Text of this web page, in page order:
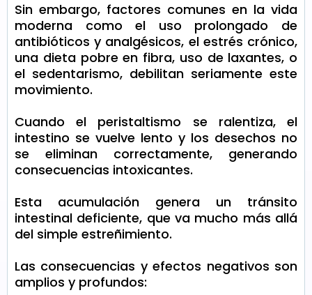
Sin embargo, factores comunes en la vida
moderna como el uso prolongado de
antibióticos y analgésicos, el estrés crónico,
una dieta pobre en fibra, uso de laxantes, o
el sedentarismo, debilitan seriamente este
movimiento.
Cuando el peristaltismo se ralentiza, el
intestino se vuelve lento y los desechos no
se eliminan correctamente, generando
consecuencias intoxicantes.
Esta acumulación genera un tránsito
intestinal deficiente, que va mucho más allá
del simple estreñimiento.
Las consecuencias y efectos negativos son
amplios y profundos: